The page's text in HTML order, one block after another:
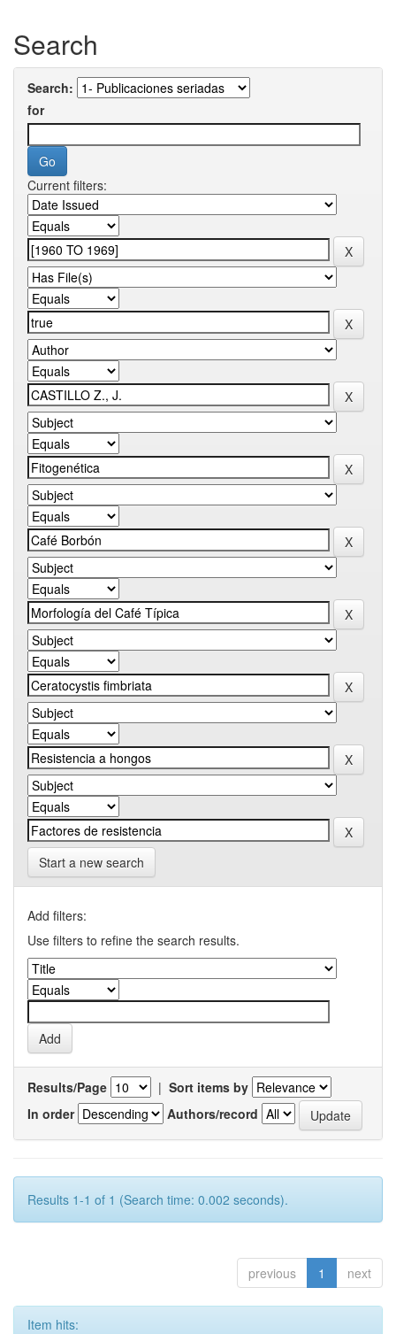
Search
Search:
for
Current filters:
Start a new search
Add filters:
Use filters to refine the search results.
Results/Page | Sort items by
In order
Authors/record
Results 1-1 of 1 (Search time: 0.002 seconds).
previous 1 next
Item hits: